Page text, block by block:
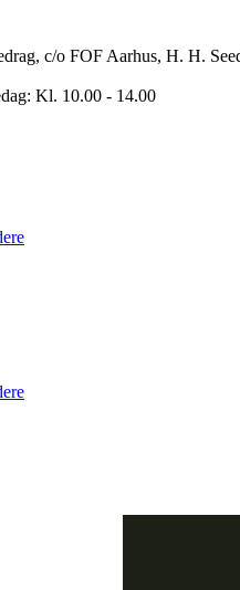
c/o FOF Aarhus, H. H.
Kl. 10.00 - 14.00